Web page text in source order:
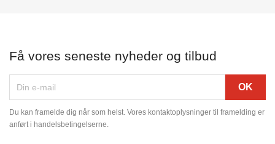
Få vores seneste nyheder og tilbud
Du kan framelde dig når som helst. Vores kontaktoplysninger til framelding er
anført i handelsbetingelserne.